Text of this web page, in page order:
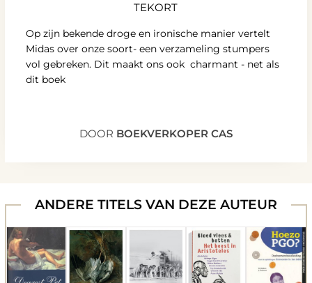
TEKORT
Op zijn bekende droge en ironische manier vertelt
Midas over onze soort- een verzameling stumpers
vol gebreken. Dit maakt ons ook charmant - net als
dit boek
DOOR BOEKVERKOPER CAS
ANDERE TITELS VAN DEZE AUTEUR